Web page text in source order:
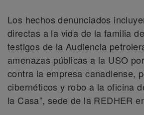
Los hechos denunciados
directas a la vida de la familia
testigos de la Audiencia
amenazas públicas a la USO
contra la empresa canadiense,
cibernéticos y robo a la oficina
la Casa”, sede de la REDHER